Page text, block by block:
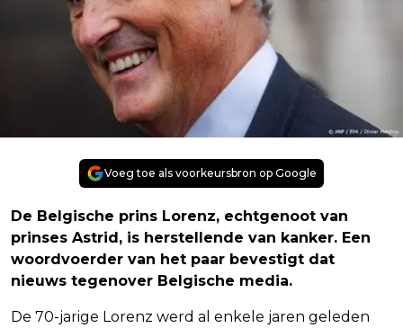
Voeg toe als voorkeursbron op Google
De Belgische prins Lorenz, echtgenoot van
prinses Astrid, is herstellende van kanker. Een
woordvoerder van het paar bevestigt dat
nieuws tegenover Belgische media.
De 70-jarige Lorenz werd al enkele jaren geleden